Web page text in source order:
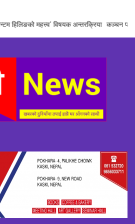
मगर र गोपाल जिटीलाई